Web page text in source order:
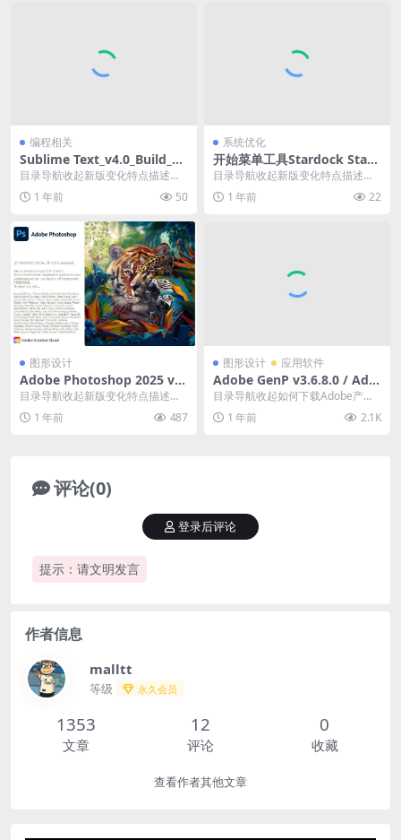
编程相关
Sublime Text_v4.0_Build_42
00_Dev 修改版
目录导航收起新版变化特点描述下
载地址目录导航收起新版变化特点
描述下载地址Subl...
1 年前 50
系统优化
开始菜单工具Stardock Start
11 v2.53.0修改版
目录导航收起新版变化特点描述下
载地址目录导航收起新版变化特点
描述下载地址Star...
1 年前 22
图形设计
Adobe Photoshop 2025 v2
6.8.1.08破解版
目录导航收起新版变化特点描述运
行要求常见问题下载地址目录导航
收起新版变化特点描述...
1 年前 487
图形设计 应用软件
Adobe GenP v3.6.8.0 / Ado
be Zii v7.0.0.0（Adobe产品
激活工具Windows平台/Mac
OS平台）
目录导航收起如何下载Adobe产品
官方版安装？Adobe激活工具如何
使用？新版变...
1 年前 2.1K
评论(0)
提示：请文明发言
登录后评论
作者信息
malltt
等级 永久会员
1353
文章
12
评论
0
收藏
查看作者其他文章